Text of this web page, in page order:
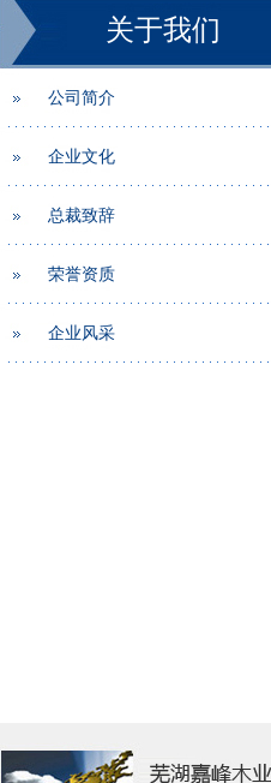
关于我们
公司简介
企业文化
总裁致辞
荣誉资质
企业风采